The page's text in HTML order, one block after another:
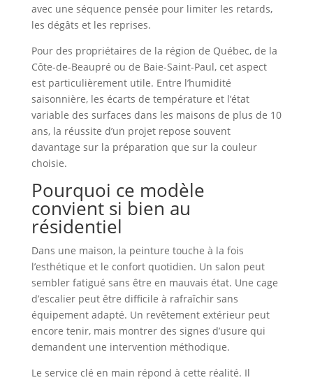
avec une séquence pensée pour limiter les retards,
les dégâts et les reprises.
Pour des propriétaires de la région de Québec, de la
Côte-de-Beaupré ou de Baie-Saint-Paul, cet aspect
est particulièrement utile. Entre l’humidité
saisonnière, les écarts de température et l’état
variable des surfaces dans les maisons de plus de 10
ans, la réussite d’un projet repose souvent
davantage sur la préparation que sur la couleur
choisie.
Pourquoi ce modèle
convient si bien au
résidentiel
Dans une maison, la peinture touche à la fois
l’esthétique et le confort quotidien. Un salon peut
sembler fatigué sans être en mauvais état. Une cage
d’escalier peut être difficile à rafraîchir sans
équipement adapté. Un revêtement extérieur peut
encore tenir, mais montrer des signes d’usure qui
demandent une intervention méthodique.
Le service clé en main répond à cette réalité. Il